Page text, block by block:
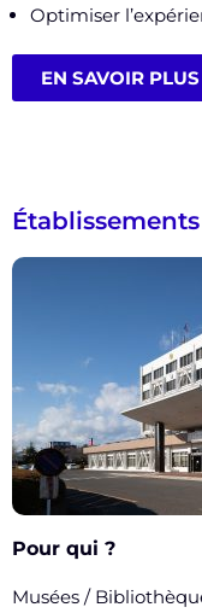
Optimiser
EN SAVOIR PLUS
Pour qui ?
Musées /